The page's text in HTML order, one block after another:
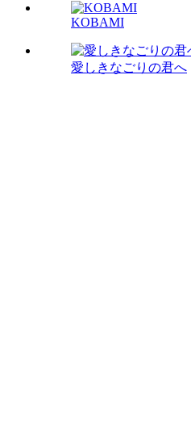
KOBAMI
愛しきなごりの君へ